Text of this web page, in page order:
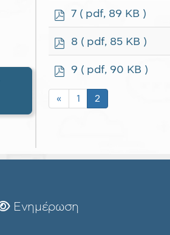
fp
7 ( pdf, 89 KB )
p
8 ( pdf, 85 KB )
p
f
9 ( pdf, 90 KB )
« 1 2
Ενημέρωση